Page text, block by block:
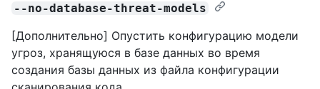
--no-database-threat-models
[Дополнительно] Опустить конфигурацию модели
угроз, хранящуюся в базе данных во время
создания базы данных из файла конфигурации